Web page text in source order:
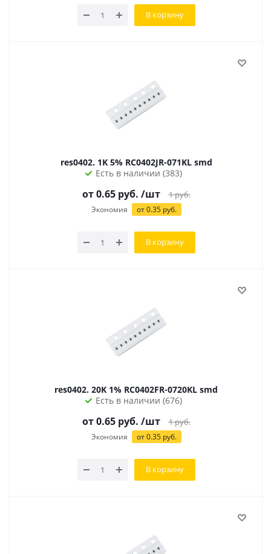
В корзину
res0402. 1K 5% RC0402JR-071KL smd
Есть в наличии (383)
от0.65руб. /шт 1руб.
Экономия от0.35руб.
В корзину
res0402. 20K 1% RC0402FR-0720KL smd
Есть в наличии (676)
от0.65руб. /шт 1руб.
Экономия от0.35руб.
В корзину